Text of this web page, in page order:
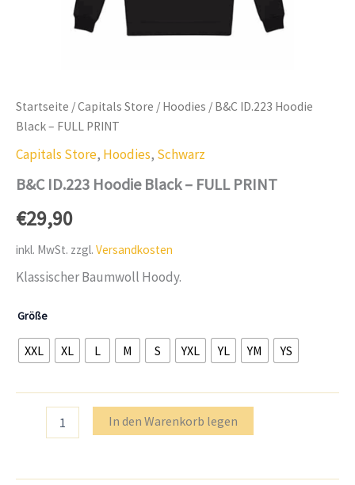
Startseite /Capitals Store / Hoodies / B&C ID.223 Hoodie
Black – FULL PRINT
Capitals Store, Hoodies, Schwarz
B&C ID.223 Hoodie Black – FULL PRINT
€29,90
inkl. MwSt. zzgl. Versandkosten
Klassischer Baumwoll Hoody.
Größe
XXL XL L M S YXL YL YM YS
-
In den Warenkorb legen